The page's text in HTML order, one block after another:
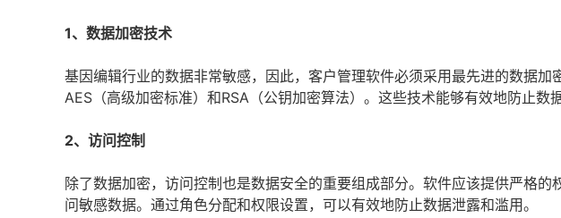
1、数据加密技术
基因编辑行业的数据非常敏感，因此，客户管理软件必须采用最先进的数据
AES（高级加密标准）和RSA（公钥加密算法）。这些技术能够有效地防止数
2、访问控制
除了数据加密，访问控制也是数据安全的重要组成部分。软件应该提供严格
问敏感数据。通过角色分配和权限设置，可以有效地防止数据泄露和滥用。